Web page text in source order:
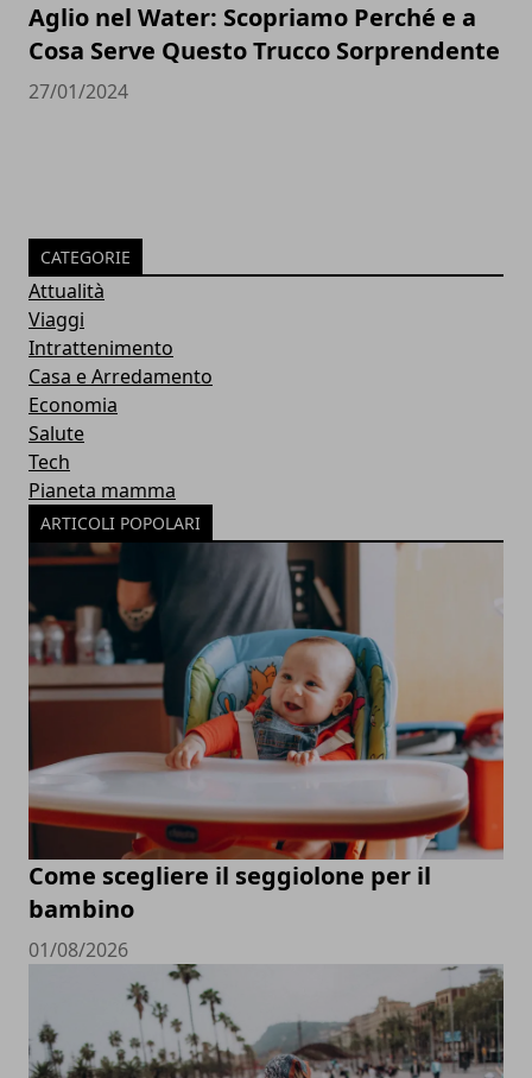
Aglio nel Water: Scopriamo Perché e a
Cosa Serve Questo Trucco Sorprendente
27/01/2024
CATEGORIE
Attualità
Viaggi
Intrattenimento
Casa e Arredamento
Economia
Salute
Tech
Pianeta mamma
ARTICOLI POPOLARI
Come scegliere il seggiolone per il
bambino
01/08/2026